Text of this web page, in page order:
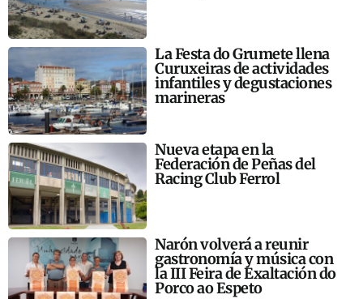
La Festa do Grumete llena
Curuxeiras de actividades
infantiles y degustaciones
marineras
Nueva etapa en la
Federación de Peñas del
Racing Club Ferrol
Narón volverá a reunir
gastronomía y música con
la III Feira de Exaltación do
Porco ao Espeto